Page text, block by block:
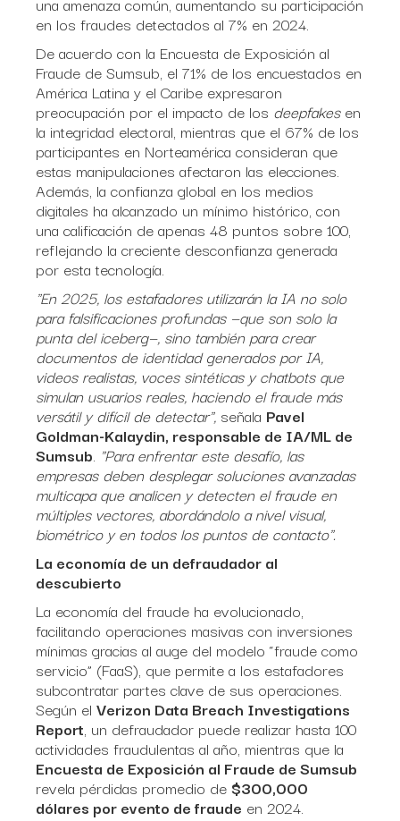
en los fraudes detectados al 7% en 2024.
De acuerdo con la Encuesta de Exposición al
Fraude de Sumsub, el 71% de los encuestados en
América Latina y el Caribe expresaron
preocupación por el impacto de los deepfakesen
la integridad electoral, mientras que el 67% de los
participantes en Norteamérica consideran que
estas manipulaciones afectaron las elecciones.
Además, la confianza global en los medios
digitales ha alcanzado un mínimo histórico, con
una calificación de apenas 48 puntos sobre 100,
reflejando la creciente desconfianza generada
por esta tecnología.
"En 2025, los estafadores utilizarán la IA no solo
para falsificaciones profundas —que son solo la
punta del iceberg—, sino también para crear
documentos de identidad generados por IA,
videos realistas, voces sintéticas y chatbots que
simulan usuarios reales, haciendo el fraude más
versátil y difícil de detectar", señala Pavel
Goldman-Kalaydin, responsable de IA/ML de
Sumsub. "Para enfrentar este desafío, las
empresas deben desplegar soluciones avanzadas
multicapa que analicen y detecten el fraude en
múltiples vectores, abordándolo a nivel visual,
biométrico y en todos los puntos de contacto".
La economía de un defraudador al
descubierto
La economía del fraude ha evolucionado,
facilitando operaciones masivas con inversiones
mínimas gracias al auge del modelo “fraude como
servicio” (FaaS), que permite a los estafadores
subcontratar partes clave de sus operaciones.
Según el Verizon Data Breach Investigations
Report, un defraudador puede realizar hasta 100
actividades fraudulentas al año, mientras que la
Encuesta de Exposición al Fraude de Sumsub
revela pérdidas promedio de $300,000
dólares por evento de fraude en 2024.